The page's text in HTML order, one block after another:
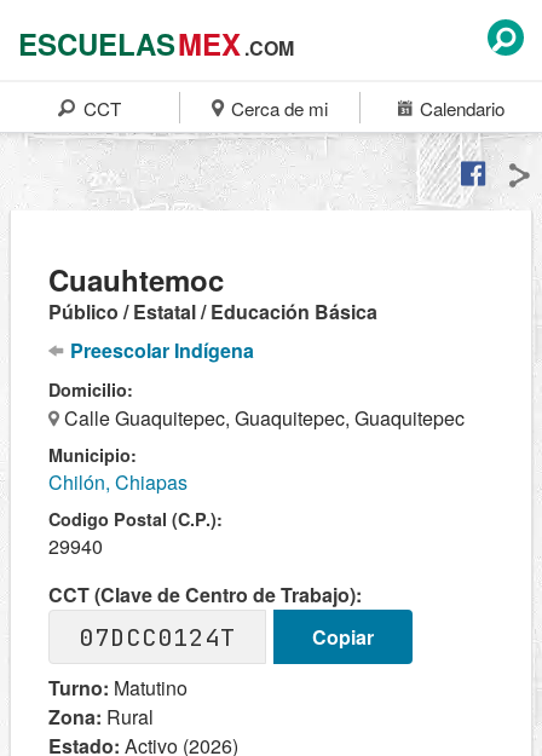
ESCUELASMEX.COM
CCT Cerca de mi Calendario
Cuauhtemoc
Público / Estatal / Educación Básica
Preescolar Indígena
Domicilio:
Calle Guaquitepec, Guaquitepec, Guaquitepec
Municipio:
Chilón, Chiapas
Codigo Postal (C.P.):
29940
CCT (Clave de Centro de Trabajo):
07DCC0124T
Copiar
Turno: Matutino
Zona: Rural
Estado: Activo (2026)